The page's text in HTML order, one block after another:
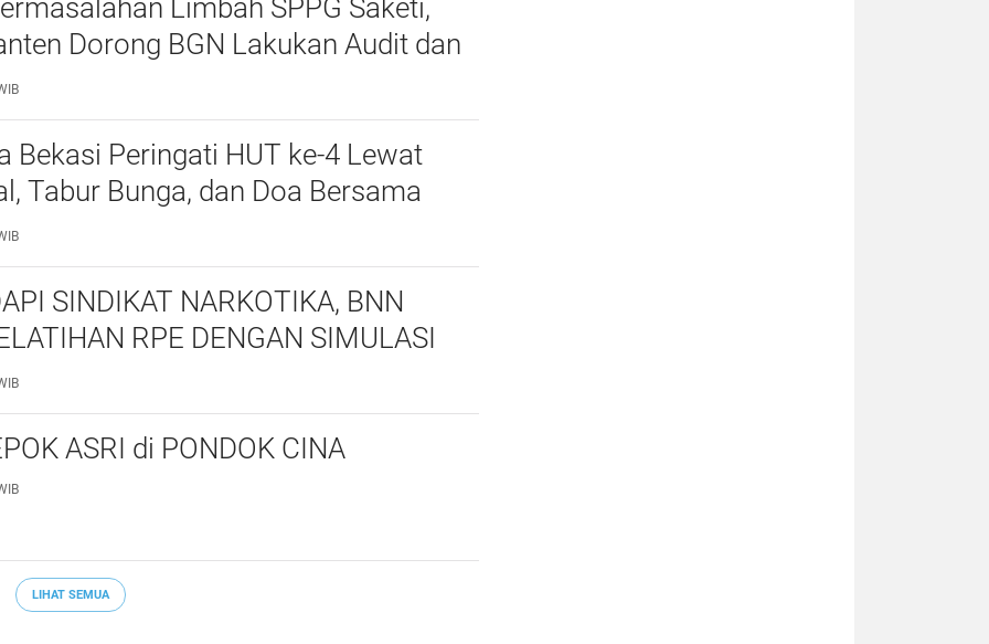
Limbah SPPG Saketi,
Dorong BGN Lakukan Audit dan
Bekasi Peringati HUT ke-4 Lewat
Tabur Bunga, dan Doa Bersama
Anggota
SINDIKAT NARKOTIKA, BNN
RPE DENGAN SIMULASI
ASRI di PONDOK CINA
LIHAT SEMUA